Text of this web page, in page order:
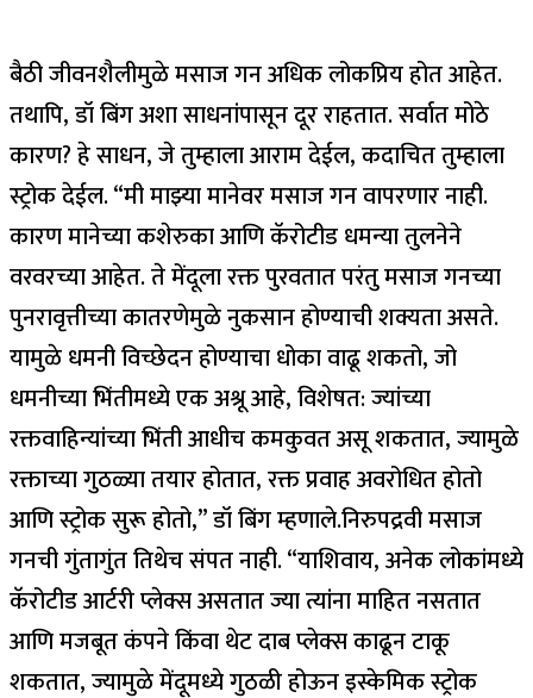
बैठी जीवनशैलीमुळे मसाज गन अधिक लोकप्रिय होत आहेत.
तथापि, डॉ बिंग अशा साधनांपासून दूर राहतात.सर्वात मोठे
कारण? हे साधन, जे तुम्हाला आराम देईल, कदाचित तुम्हाला
स्ट्रोक देईल. “मी माझ्या मानेवर मसाज गन वापरणार नाही.
कारण मानेच्या कशेरुका आणि कॅरोटीड धमन्या तुलनेने
वरवरच्या आहेत. ते मेंदूला रक्त पुरवतात परंतु मसाज गनच्या
पुनरावृत्तीच्या कातरणेमुळे नुकसान होण्याची शक्यता असते.
यामुळे धमनी विच्छेदन होण्याचा धोका वाढू शकतो, जो
धमनीच्या भिंतीमध्ये एक अश्रू आहे, विशेषत: ज्यांच्या
रक्तवाहिन्यांच्या भिंती आधीच कमकुवत असू शकतात, ज्यामुळे
रक्ताच्या गुठळ्या तयार होतात, रक्त प्रवाह अवरोधित होतो
आणि स्ट्रोक सुरू होतो,” डॉ बिंग म्हणाले.निरुपद्रवी मसाज
गनची गुंतागुंत तिथेच संपत नाही. “याशिवाय, अनेक लोकांमध्ये
कॅरोटीड आर्टरी प्लेक्स असतात ज्या त्यांना माहित नसतात
आणि मजबूत कंपने किंवा थेट दाब प्लेक्स काढून टाकू
शकतात, ज्यामुळे मेंदूमध्ये गुठळी होऊन इस्केमिक स्ट्रोक